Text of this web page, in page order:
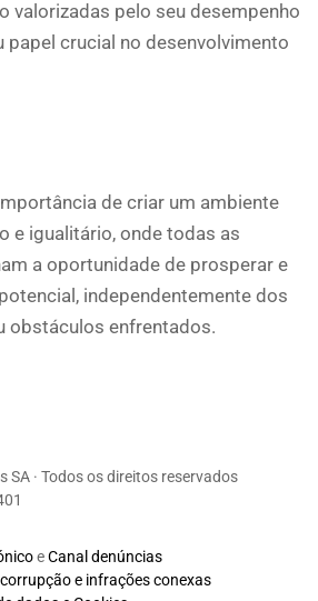
valorizadas pelo seu desempenho
papel crucial no desenvolvimento
de criar um ambiente
e igualitário, onde todas as
a oportunidade de prosperar e
independentemente dos
obstáculos enfrentados.
· Todos os direitos reservados
eCanal denúncias
e infrações conexas